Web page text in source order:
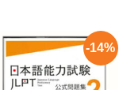
-14%